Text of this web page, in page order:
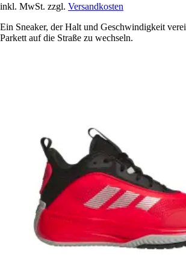
inkl. MwSt. zzgl. Versandkosten
Ein Sneaker, der Halt und Geschwindigkeit
Parkett auf die Straße zu wechseln.